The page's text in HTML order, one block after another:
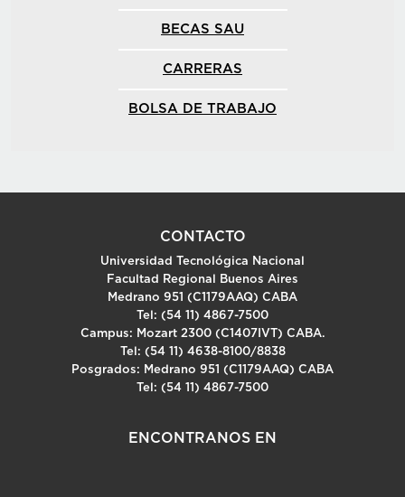
BECAS SAU
CARRERAS
BOLSA DE TRABAJO
CONTACTO
Universidad Tecnológica Nacional
Facultad Regional Buenos Aires
Medrano 951 (C1179AAQ) CABA
Tel: (54 11) 4867-7500
Campus: Mozart 2300 (C1407IVT) CABA.
Tel: (54 11) 4638-8100/8838
Posgrados: Medrano 951 (C1179AAQ) CABA
Tel: (54 11) 4867-7500
ENCONTRANOS EN